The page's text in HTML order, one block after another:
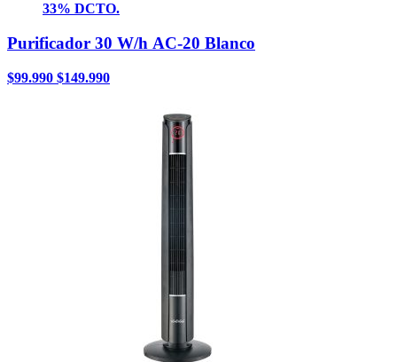
33% DCTO.
Purificador 30 W/h AC-20 Blanco
$99.990 $149.990